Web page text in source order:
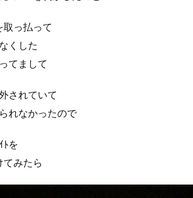
取っ払って
くした
てまして
されていて
れなかったので
ﾄを
てみたら